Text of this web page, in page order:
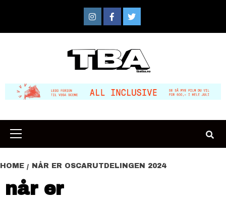
content
InstagramFacebook
Twitter
Primary
Menu
HOME NÅR ER OSCARUTDELINGEN 2024
når er